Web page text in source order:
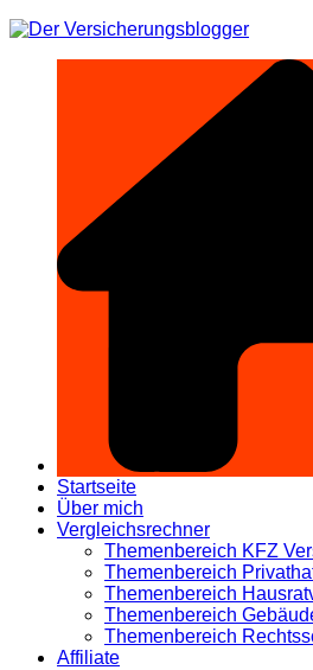
Zum
Startseite
Über mich
Vergleichsrechner
Themenbereich KFZ
Themenbereich
Themenbereich
Themenbereich
Themenbereich
Affiliate